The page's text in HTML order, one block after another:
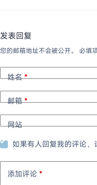
发表回复
您的邮箱地址不会被公开。 必填
姓名*
邮箱*
网站
如果有人回复我的评论，
添加评论 *